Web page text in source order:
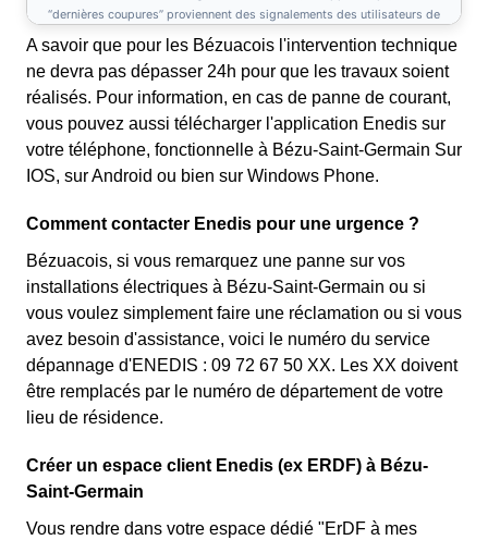
A savoir que pour les Bézuacois l'intervention technique
ne devra pas dépasser 24h pour que les travaux soient
réalisés. Pour information, en cas de panne de courant,
vous pouvez aussi télécharger l'application Enedis sur
votre téléphone, fonctionnelle à Bézu-Saint-Germain Sur
IOS, sur Android ou bien sur Windows Phone.
Comment contacter Enedis pour une urgence ?
Bézuacois, si vous remarquez une panne sur vos
installations électriques à Bézu-Saint-Germain ou si
vous voulez simplement faire une réclamation ou si vous
avez besoin d'assistance, voici le numéro du service
dépannage d'ENEDIS : 09 72 67 50 XX. Les XX doivent
être remplacés par le numéro de département de votre
lieu de résidence.
Créer un espace client Enedis (ex ERDF) à Bézu-
Saint-Germain
Vous rendre dans votre espace dédié "ErDF à mes